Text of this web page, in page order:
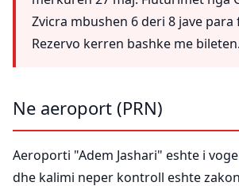
Zvicra mbushen 6 deri 8 jave para
Rezervo kerren bashke me bileten.
Ne aeroport (PRN)
Aeroporti "Adem Jashari" eshte i
dhe kalimi neper kontroll eshte